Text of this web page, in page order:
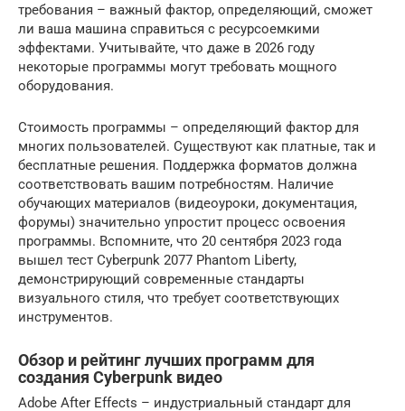
требования – важный фактор, определяющий, сможет
ли ваша машина справиться с ресурсоемкими
эффектами. Учитывайте, что даже в 2026 году
некоторые программы могут требовать мощного
оборудования.
Стоимость программы – определяющий фактор для
многих пользователей. Существуют как платные, так и
бесплатные решения. Поддержка форматов должна
соответствовать вашим потребностям. Наличие
обучающих материалов (видеоуроки, документация,
форумы) значительно упростит процесс освоения
программы. Вспомните, что 20 сентября 2023 года
вышел тест Cyberpunk 2077 Phantom Liberty,
демонстрирующий современные стандарты
визуального стиля, что требует соответствующих
инструментов.
Обзор и рейтинг лучших программ для
создания Cyberpunk видео
Adobe After Effects – индустриальный стандарт для